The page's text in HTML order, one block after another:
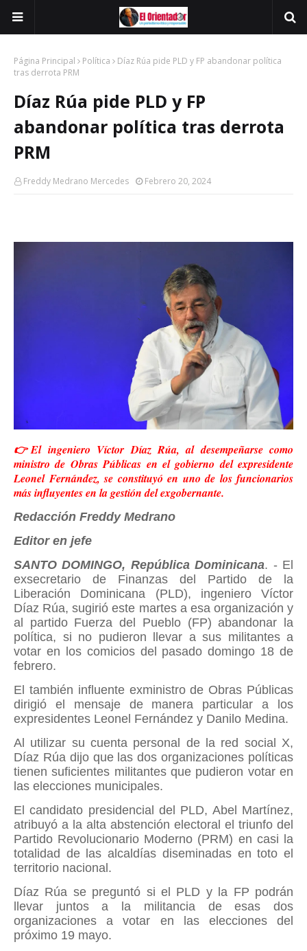
Página Principal Política
Díaz Rúa pide PLD y FP abandonar política
tras derrota PRM
Díaz Rúa pide PLD y FP
abandonar política tras derrota
PRM
Freddy Medrano Mercedes Febrero 20, 2024
👉El ingeniero Víctor Díaz Rúa, al desempeñarse como
ministro de Obras Públicas en el gobierno del expresidente
Leonel Fernández, se constituyó en uno de los funcionarios
más influyentes en la gestión del exgobernante.
Redacción Freddy Medrano
Editor en jefe
SANTO DOMINGO, República Dominicana. - El
exsecretario de Finanzas del Partido de la
Liberación Dominicana (PLD), ingeniero Víctor
Díaz Rúa, sugirió este martes a esa organización y
al partido Fuerza del Pueblo (FP) abandonar la
política, si no pudieron llevar a sus militantes a
votar en los comicios del pasado domingo 18 de
febrero.
El también influente exministro de Obras Públicas
dirigió el mensaje de manera particular a los
expresidentes Leonel Fernández y Danilo Medina.
Al utilizar su cuenta personal de la red social X,
Díaz Rúa dijo que las dos organizaciones políticas
tienen suficientes militantes que pudieron votar en
las elecciones municipales.
El candidato presidencial del PLD, Abel Martínez,
atribuyó a la alta abstención electoral el triunfo del
Partido Revolucionario Moderno (PRM) en casi la
totalidad de las alcaldías diseminadas en toto el
territorio nacional.
Díaz Rúa se preguntó si el PLD y la FP podrán
llevar juntos a la militancia de esas dos
organizaciones a votar en las elecciones del
próximo 19 mayo.